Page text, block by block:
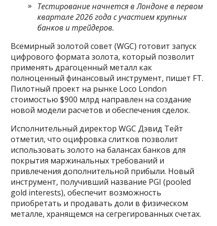
Тестирование начнется в Лондоне в первом
квартале 2026 года с участием крупных
банков и трейдеров.
Всемирный золотой совет (WGC) готовит запуск
цифрового формата золота, который позволит
применять драгоценный металл как
полноценный финансовый инструмент, пишет FT.
Пилотный проект на рынке Loco London
стоимостью $900 млрд направлен на создание
новой модели расчетов и обеспечения сделок.
Исполнительный директор WGC Дэвид Тейт
отметил, что оцифровка слитков позволит
использовать золото на балансах банков для
покрытия маржинальных требований и
привлечения дополнительной прибыли. Новый
инструмент, получивший название PGI (pooled
gold interests), обеспечит возможность
приобретать и продавать доли в физическом
металле, хранящемся на сегрегированных счетах.